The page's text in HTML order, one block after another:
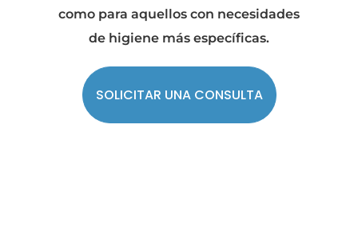
como para aquellos con necesidades
de higiene más específicas.
SOLICITAR UNA CONSULTA